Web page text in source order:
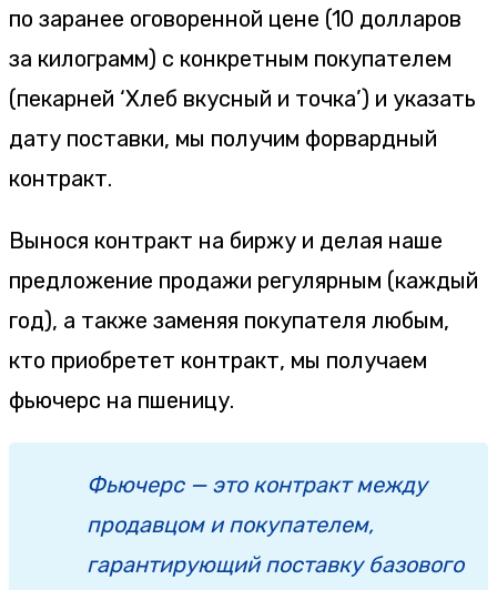
по заранее оговоренной цене (10 долларов
за килограмм) с конкретным покупателем
(пекарней ‘Хлеб вкусный и точка’) и указать
дату поставки, мы получим форвардный
контракт.
Вынося контракт на биржу и делая наше
предложение продажи регулярным (каждый
год), а также заменяя покупателя любым,
кто приобретет контракт, мы получаем
фьючерс на пшеницу.
Фьючерс — это контракт между
продавцом и покупателем,
гарантирующий поставку базового